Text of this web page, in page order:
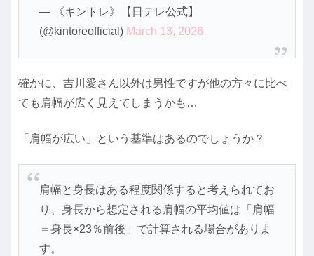
— 《キントレ》【日テレ公式】
(@kintoreofficial) March 13, 2026
確かに、吉川愛さん以外は男性ですが他の方々に比べ
ても肩幅が広く見えてしまうかも…
「肩幅が広い」という基準はあるのでしょうか？
肩幅と身長はある程度関係すると考えられてお
り、身長から想定される肩幅の平均値は「肩幅
＝身長×23％前後」で計算される場合がありま
す。